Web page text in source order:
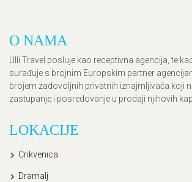
O NAMA
Ulli Travel posluje kao receptivna agencija, te
surađuje s brojnim Europskim partner
brojem zadovoljnih privatnih iznajmljivača koji
zastupanje i posredovanje u prodaji njihovih
LOKACIJE
Crikvenica
Dramalj